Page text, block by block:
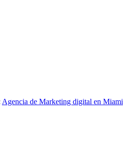
Agencia de Marketing digital en Miami